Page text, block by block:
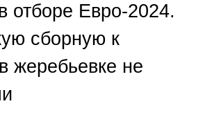
отборе Евро-2024.
сборную к
жеребьевке не